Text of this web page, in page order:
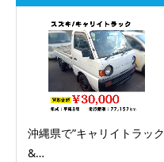
沖縄県で”キャリイトラック
&…